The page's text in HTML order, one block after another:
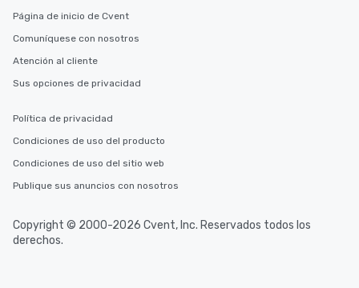
Página de inicio de Cvent
Comuníquese con nosotros
Atención al cliente
Sus opciones de privacidad
Política de privacidad
Condiciones de uso del producto
Condiciones de uso del sitio web
Publique sus anuncios con nosotros
Copyright © 2000-2026 Cvent, Inc. Reservados todos los
derechos.